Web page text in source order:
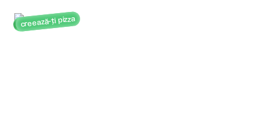
creează-ți pizza